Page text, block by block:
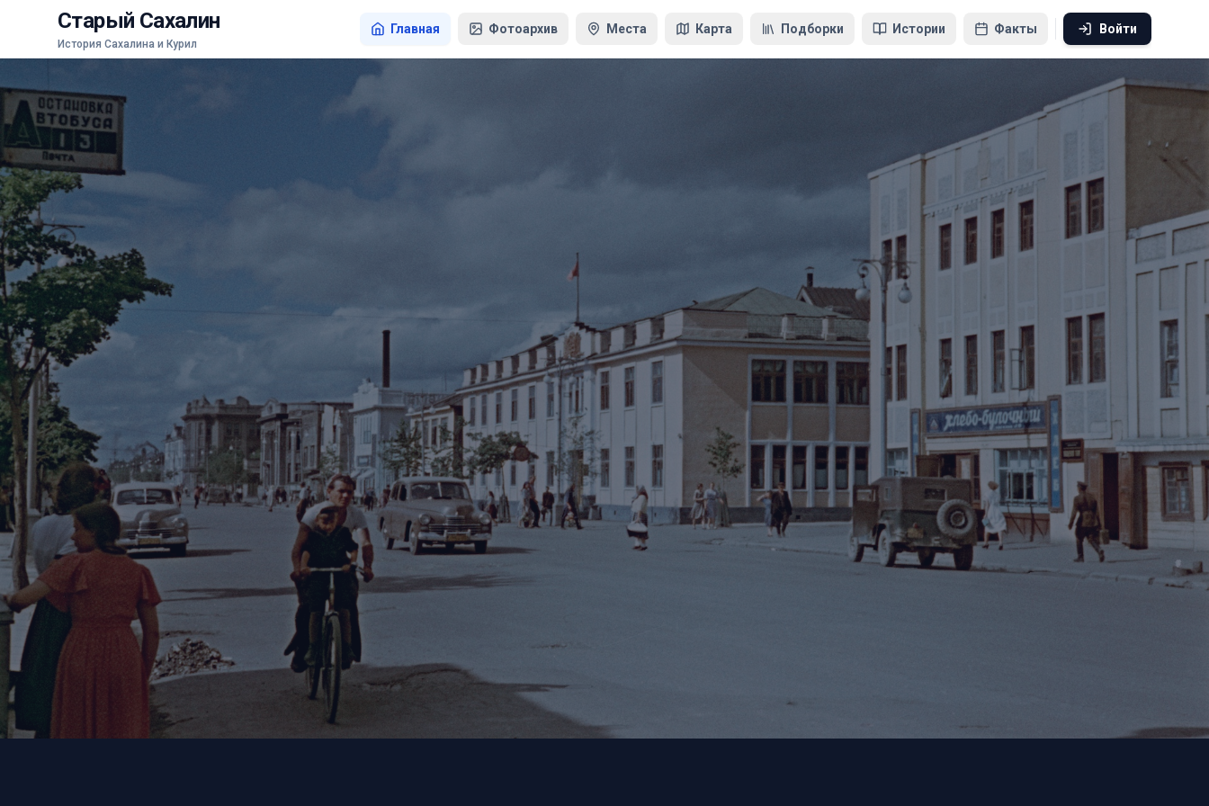
Старый Сахалин
История Сахалина и Курил
Главная Фотоархив Места Карта Подборки Истории Факты Войти